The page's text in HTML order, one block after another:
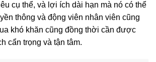
cụ thể, và lợi ích dài hạn mà nó có thể
thông và động viên nhân viên cũng
khó khăn cũng đồng thời cần được
cẩn trọng và tận tâm.